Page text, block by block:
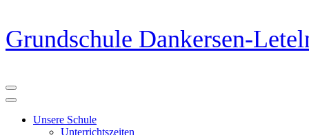
Zum
Inhalt
springen
Grundschule Dankersen-
Unsere Schule
Unterrichtszeiten